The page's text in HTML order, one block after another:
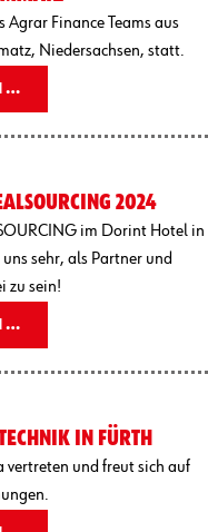
Agrar Finance Teams aus
Niedersachsen, statt.
…
2024
im Dorint Hotel in
sehr, als Partner und
zu sein!
…
IN FÜRTH
vertreten und freut sich auf